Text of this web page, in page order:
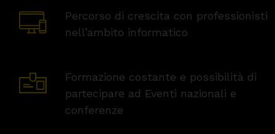
Percorso di crescita con professionisti
nell’ambito informatico
Formazione costante e possibilità di
partecipare ad Eventi nazionali e
conferenze